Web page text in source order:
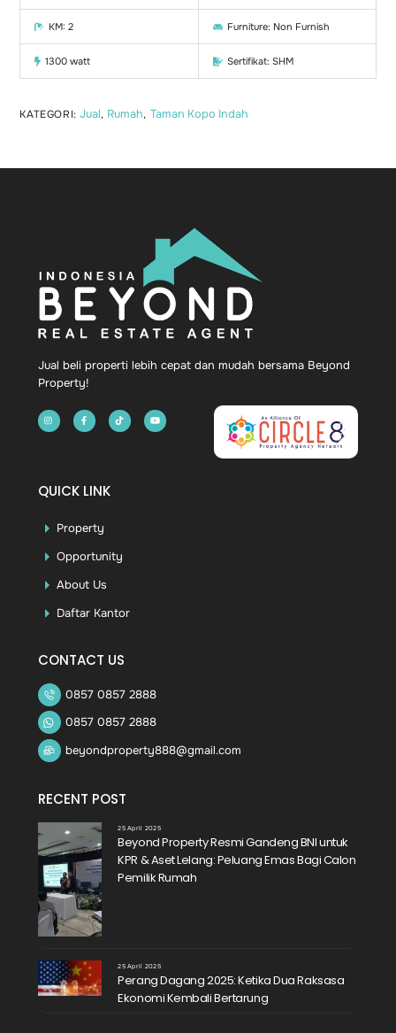
KM: 2
1300 watt
Furniture: Non Furnish
Sertifikat: SHM
KATEGORI:Jual, Rumah, Taman Kopo Indah
Back
Top
Jual beli properti lebih cepat dan mudah bersama Beyond
Property!
QUICK LINK
Property
Opportunity
About Us
Daftar Kantor
CONTACT US
0857 0857 2888
0857 0857 2888
beyondproperty888@gmail.com
RECENT POST
25 April 2025
Beyond Property Resmi Gandeng BNI untuk
KPR & Aset Lelang: Peluang Emas Bagi Calon
Pemilik Rumah
25 April 2025
Perang Dagang 2025: Ketika Dua Raksasa
Ekonomi Kembali Bertarung